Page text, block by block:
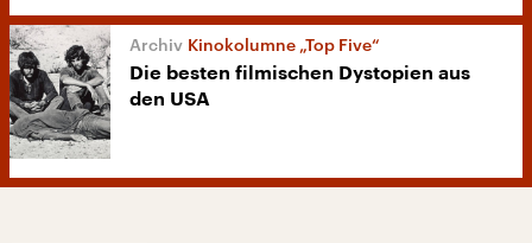
Kinokolumne „Top Five“
Die besten filmischen Dystopien aus
den USA